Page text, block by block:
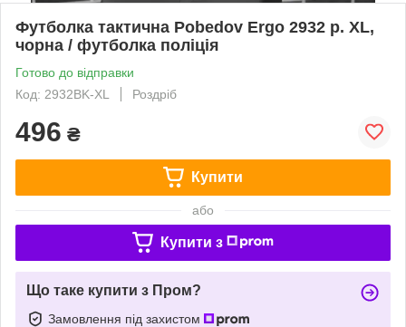
Футболка тактична Pobedov Ergo 2932 р. XL,
чорна / футболка поліція
Готово до відправки
Код: 2932BK-XL
Роздріб
496 ₴
Купити
або
Купити з
Що таке купити з Пром?
Замовлення під захистом